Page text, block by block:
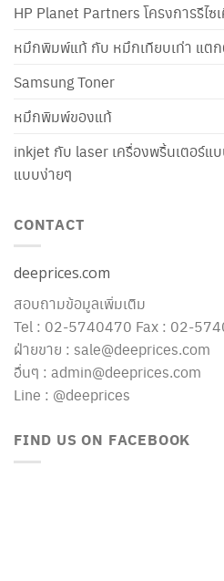
HP Planet Partners โครงการรีไ
หมึกพิมพ์แท้ กับ หมึกเทียบเท่า แตก
Samsung Toner
หมึกพิมพ์ของแท้
inkjet กับ laser เครื่องพริ้นเตอร์แ
แบบง่ายๆ
CONTACT
deeprices.com
สอบถามข้อมูลเพิ่มเติม
Tel : 02-5740470 Fax : 02-
ฝ่ายขาย : sale@deeprices.com
อื่นๆ : admin@deeprices.com
Line : @deeprices
FIND US ON FACEBOOK